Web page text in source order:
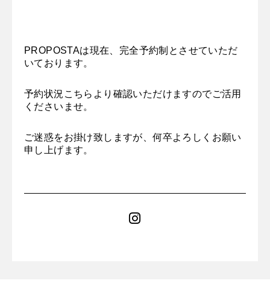
PROPOSTAは現在、完全予約制とさせていただ
いております。
予約状況 こちら より確認いただけますのでご活用
くださいませ。
ご迷惑をお掛け致しますが、何卒よろしくお願い
申し上げます。